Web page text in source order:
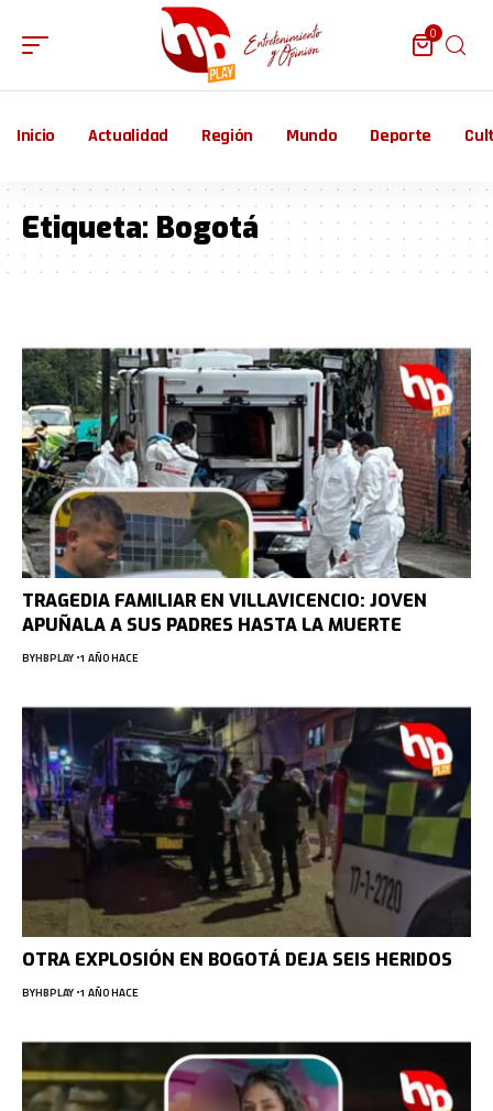
0
Inicio Actualidad Región Mundo Deporte
Etiqueta:Bogotá
TRAGEDIA FAMILIAR EN VILLAVICENCIO: JOVEN
APUÑALA A SUS PADRES HASTA LA MUERTE
BYHBPLAY 1 AÑO HACE
OTRA EXPLOSIÓN EN BOGOTÁ DEJA SEIS HERIDOS
BYHBPLAY 1 AÑO HACE